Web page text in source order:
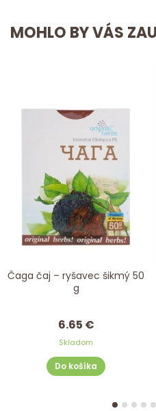
MOHLO BY VÁS
Čaga čaj – ryšavec šikmý 50
g
6.65 €
Skladom
Do košíka